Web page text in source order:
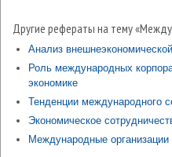
Другие рефераты на тему
Анализ
Роль международных
экономике
Тенденции международного
Экономическое
Международные организации